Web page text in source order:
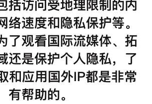
括访问受地理限制的内
络速度和隐私保护等。
了观看国际流媒体、拓
还是保护个人隐私，了
和应用国外IP都是非常
有帮助的。